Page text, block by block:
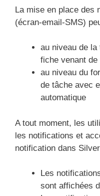
La mise en place des
(écran-email-SMS)
au niveau de
fiche venant
au niveau du
de tâche avec
automatique
A tout moment, les
les notifications et
notification dans
Les
sont affichées